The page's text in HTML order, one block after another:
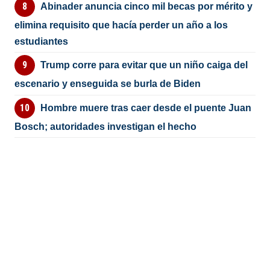
Abinader anuncia cinco mil becas por mérito y
elimina requisito que hacía perder un año a los
estudiantes
Trump corre para evitar que un niño caiga del
escenario y enseguida se burla de Biden
Hombre muere tras caer desde el puente Juan
Bosch; autoridades investigan el hecho